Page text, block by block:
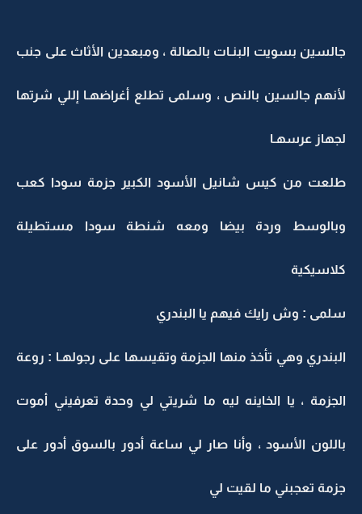
جالسين بسويت البنـات بالصالة ، ومبعدين الأثاث على جنب
لأنهم جالسين بالنص ، وسلمى تطلع أغراضهـا إللي شرتها
لجهاز عرسهـا
طلعت من كيس شانيل الأسود الكبير جزمة سودا كعب
وبالوسط وردة بيضا ومعه شنطة سودا مستطيلة
كلاسيكية
سلمى : وش رايك فيهم يا البندري
البندري وهي تأخذ منها الجزمة وتقيسها على رجولهـا : روعة
الجزمة ، يا الخاينه ليه ما شريتي لي وحدة تعرفيني أموت
باللون الأسود ، وأنا صار لي ساعة أدور بالسوق أدور على
جزمة تعجبني ما لقيت لي